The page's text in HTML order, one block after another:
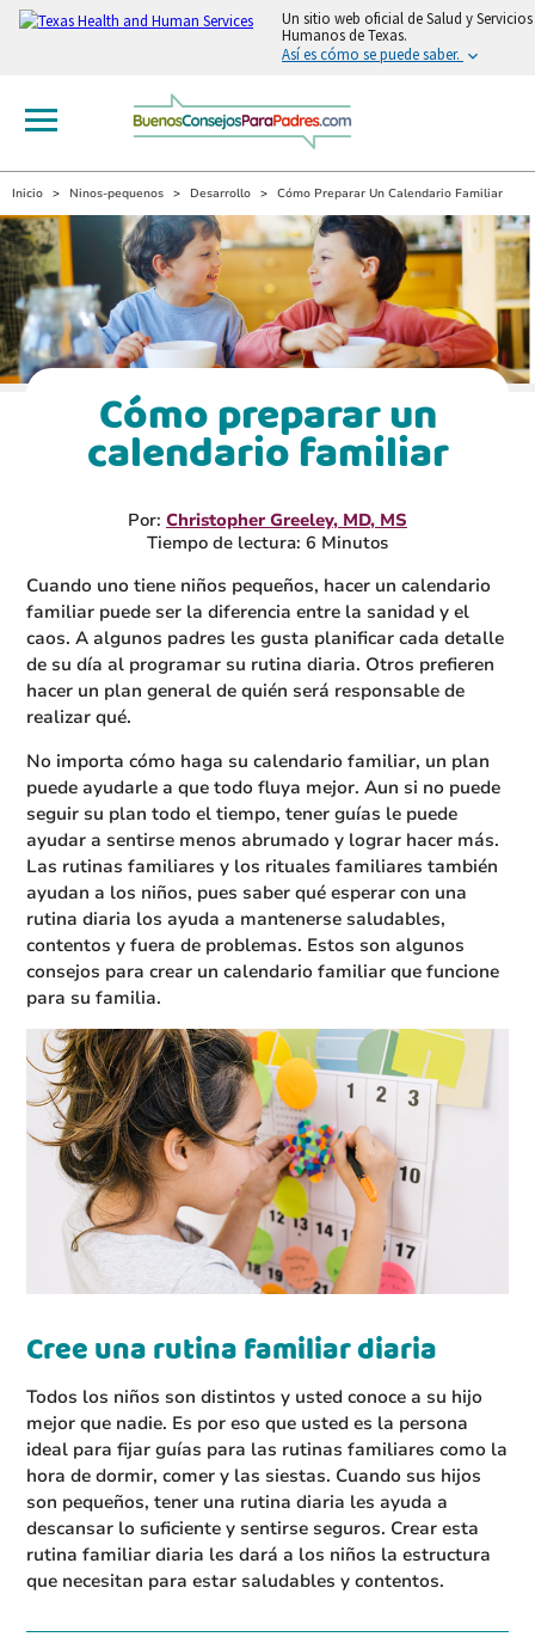
Un sitio web oficial de Salud y Servicios
Humanos de Texas.
Así es cómo se puede saber.
Inicio Ninos-pequenos Desarrollo Cómo Preparar Un Calendario Familiar
Cómo preparar un
calendario familiar
Por: Christopher Greeley, MD, MS
Tiempo de lectura: 6 Minutos
Cuando uno tiene niños pequeños, hacer un calendario
familiar puede ser la diferencia entre la sanidad y el
caos. A algunos padres les gusta planificar cada detalle
de su día al programar su rutina diaria. Otros prefieren
hacer un plan general de quién será responsable de
realizar qué.
No importa cómo haga su calendario familiar, un plan
puede ayudarle a que todo fluya mejor. Aun si no puede
seguir su plan todo el tiempo, tener guías le puede
ayudar a sentirse menos abrumado y lograr hacer más.
Las rutinas familiares y los rituales familiares también
ayudan a los niños, pues saber qué esperar con una
rutina diaria los ayuda a mantenerse saludables,
contentos y fuera de problemas. Estos son algunos
consejos para crear un calendario familiar que funcione
para su familia.
Cree una rutina familiar diaria
Todos los niños son distintos y usted conoce a su hijo
mejor que nadie. Es por eso que usted es la persona
ideal para fijar guías para las rutinas familiares como la
hora de dormir, comer y las siestas. Cuando sus hijos
son pequeños, tener una rutina diaria les ayuda a
descansar lo suficiente y sentirse seguros. Crear esta
rutina familiar diaria les dará a los niños la estructura
que necesitan para estar saludables y contentos.